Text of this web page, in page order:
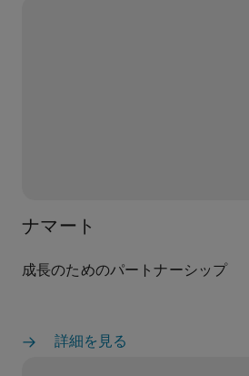
ナマート
成長のためのパートナーシップ
詳細を見る